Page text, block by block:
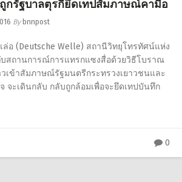
ถูกรัฐบาลตุรกียึดเทปสัมภาษณ์คามือ
By bnnpost
เล่อ (Deutsche Welle) สถานีวิทยุโทรทัศน์แห่ง
บสถานการณ์การแทรกแซงสื่อด้วยวิธีโบราณ
เข้าสัมภาษณ์รัฐมนตรีกระทรวงเยาวชนและ
จะเดินกลับ กลับถูกล้อมเพื่อจะยึดเทปบันทึก
0